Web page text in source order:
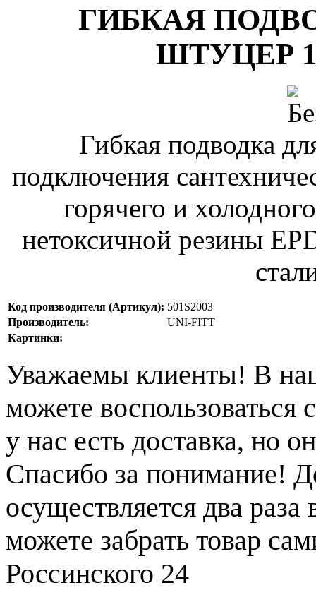
ГИБКАЯ
ШТУЦЕР
Гибкая подводка
подключения
горячего и
нетоксичной резины
Код производителя (Артикул): 501S2003
Производитель:
UNI-FITT
Картинки:
Уважаемы клиенты! В
можете воспользоваться
у нас есть доставка, но
Спасибо за понимание!
осуществляется два
можете забрать товар
Россинского 24